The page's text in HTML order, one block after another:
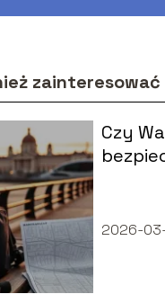
zainteresować
Czy
2026-